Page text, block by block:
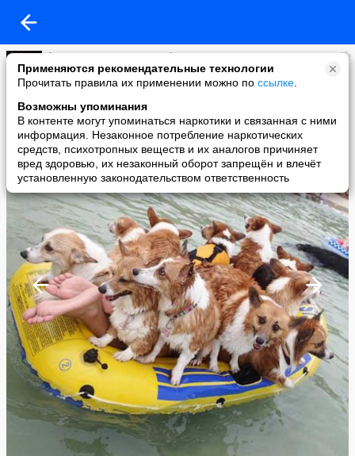
Применяются рекомендательные технологии
Прочитать правила их применении можно по ссылке
Возможны упоминания
В контенте могут упоминаться наркотики и связанная с ними
информация. Незаконное потребление наркотических
средств, психотропных веществ и их аналогов причиняет
вред здоровью, их незаконный оборот запрещён и влечёт
установленную законодательством ответственность
🐾 Мир СОБАК и КОШЕК 🐾
added a photo
22 Apr в 14:43